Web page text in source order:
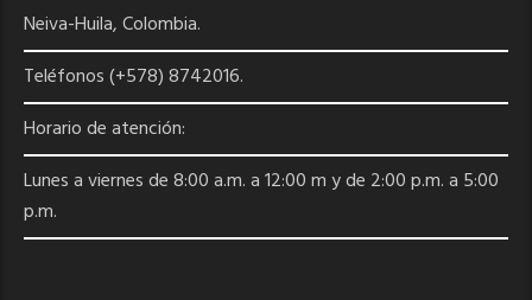
Neiva-Huila, Colombia.
Teléfonos (+578) 8742016.
Horario de atención:
Lunes a viernes de 8:00 a.m. a 12:00 m y de 2:00 p.m. a 5:00
p.m.